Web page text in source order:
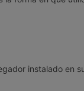
instalado en